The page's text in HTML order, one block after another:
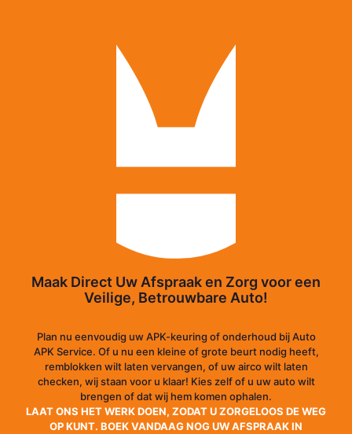
Maak Direct Uw Afspraak en Zorg voor een
Veilige, Betrouwbare Auto!
Plan nu eenvoudig uw APK-keuring of onderhoud bij Auto
APK Service. Of u nu een kleine of grote beurt nodig heeft,
remblokken wilt laten vervangen, of uw airco wilt laten
checken, wij staan voor u klaar! Kies zelf of u uw auto wilt
brengen of dat wij hem komen ophalen.
LAAT ONS HET WERK DOEN, ZODAT U ZORGELOOS DE WEG
OP KUNT. BOEK VANDAAG NOG UW AFSPRAAK IN